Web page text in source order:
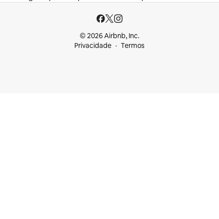
© 2026 Airbnb, Inc.
Privacidade
Termos